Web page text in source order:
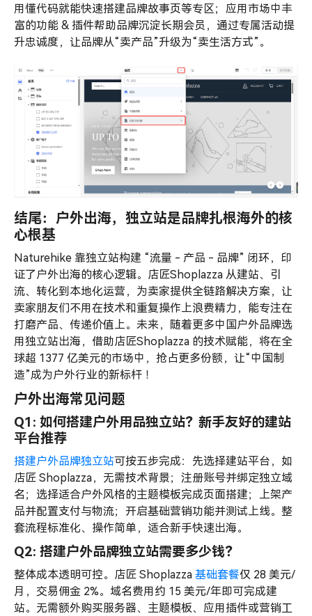
用懂代码就能快速搭建品牌故事页等专区；应用市场中丰
富的功能 & 插件帮助品牌沉淀长期会员，通过专属活动提
升忠诚度，让品牌从“卖产品”升级为“卖生活方式”。
结尾：户外出海，独立站是品牌扎根海外的核
心根基
Naturehike 靠独立站构建 “流量 - 产品 - 品牌” 闭环，印
证了户外出海的核心逻辑。店匠Shoplazza 从建站、引
流、转化到本地化运营，为卖家提供全链路解决方案，让
卖家朋友们不用在技术和重复操作上浪费精力，能专注在
打磨产品、传递价值上。未来，随着更多中国户外品牌选
用独立站出海，借助店匠Shoplazza 的技术赋能，将在全
球超 1377 亿美元的市场中，抢占更多份额，让“中国制
造”成为户外行业的新标杆 ！
户外出海常见问题
Q1: 如何搭建户外用品独立站？新手友好的建站
平台推荐
搭建户外品牌独立站可按五步完成：先选择建站平台，如
店匠 Shoplazza，无需技术背景；注册账号并绑定独立域
名；选择适合户外风格的主题模板完成页面搭建；上架产
品并配置支付与物流；开启基础营销功能并测试上线。整
套流程标准化、操作简单，适合新手快速出海。
Q2: 搭建户外品牌独立站需要多少钱？
整体成本透明可控。店匠 Shoplazza 基础套餐仅 28 美元/
月，交易佣金 2%。域名费用约 15 美元/年即可完成建
站。无需额外购买服务器、主题模板、应用插件或营销工